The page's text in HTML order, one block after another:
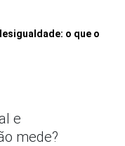
o que o
e
mede?